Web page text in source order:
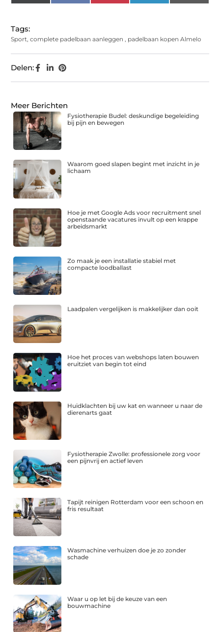
(Twitter)
Tags:
Sport,complete padelbaan aanleggen , padelbaan kopen Almelo
Delen:
Meer Berichten
Fysiotherapie Budel: deskundige begeleiding
bij pijn en bewegen
Waarom goed slapen begint met inzicht in je
lichaam
Hoe je met Google Ads voor recruitment snel
openstaande vacatures invult op een krappe
arbeidsmarkt
Zo maak je een installatie stabiel met
compacte loodballast
Laadpalen vergelijken is makkelijker dan ooit
Hoe het proces van webshops laten bouwen
eruitziet van begin tot eind
Huidklachten bij uw kat en wanneer u naar de
dierenarts gaat
Fysiotherapie Zwolle: professionele zorg voor
een pijnvrij en actief leven
Tapijt reinigen Rotterdam voor een schoon en
fris resultaat
Wasmachine verhuizen doe je zo zonder
schade
Waar u op let bij de keuze van een
bouwmachine